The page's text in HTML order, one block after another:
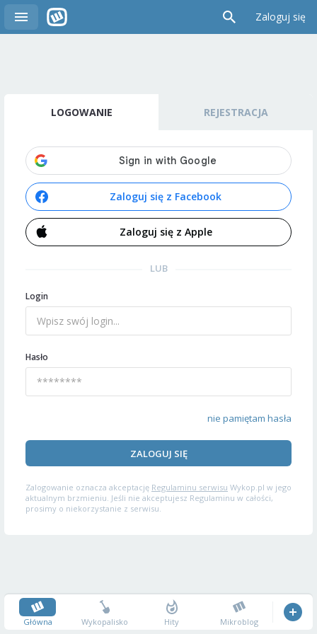
Zaloguj się
LOGOWANIE REJESTRACJA
Zaloguj się z Facebook
Zaloguj się z Apple
LUB
Login
Hasło
nie pamiętam hasła
ZALOGUJ SIĘ
Zalogowanie oznacza akceptację Regulaminu serwisu Wykop.pl w jego
aktualnym brzmieniu. Jeśli nie akceptujesz Regulaminu w całości,
prosimy o niekorzystanie z serwisu.
Główna Wykopalisko Hity Mikroblog